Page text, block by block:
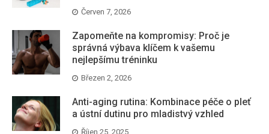
Červen 7, 2026
Zapomeňte na kompromisy: Proč je
správná výbava klíčem k vašemu
nejlepšímu tréninku
Březen 2, 2026
Anti-aging rutina: Kombinace péče o pleť
a ústní dutinu pro mladistvý vzhled
Říjen 25, 2025